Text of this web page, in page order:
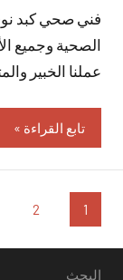
فني صحي كبد
الصحية وجميع
عملنا الخبير
تابع القراءة
تعدد
صفحات
1
2
البحث